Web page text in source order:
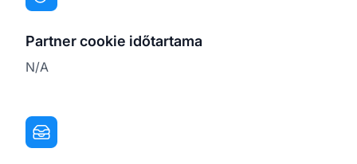
Partner cookie időtartama
N/A